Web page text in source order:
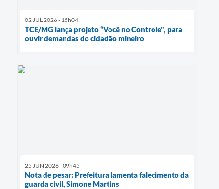
02 JUL 2026 - 15h04
TCE/MG lança projeto “Você no Controle", para
ouvir demandas do cidadão mineiro
25 JUN 2026 - 09h45
Nota de pesar: Prefeitura lamenta falecimento da
guarda civil, Simone Martins